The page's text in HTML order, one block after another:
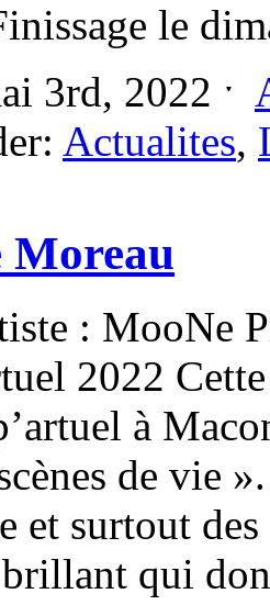
le
3rd, 2022 ˑ
Actualites,
Moreau
: MooNe
2022
à
de vie
et surtout
qui